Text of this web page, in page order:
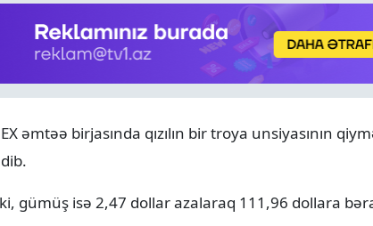
əmtəə birjasında qızılın bir troya unsiyasının
gümüş isə 2,47 dollar azalaraq 111,96 dollara